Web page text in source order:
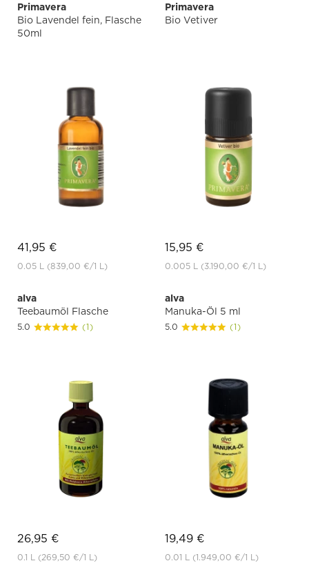
Primavera
Bio Lavendel fein, Flasche
50ml
41,95 €
0.05 L (839,00 €/1 L)
Primavera
Bio Vetiver
15,95 €
0.005 L (3.190,00 €/1 L)
alva
Teebaumöl Flasche
5.0 (1)
26,95 €
0.1 L (269,50 €/1 L)
alva
Manuka-Öl 5 ml
5.0 (1)
19,49 €
0.01 L (1.949,00 €/1 L)